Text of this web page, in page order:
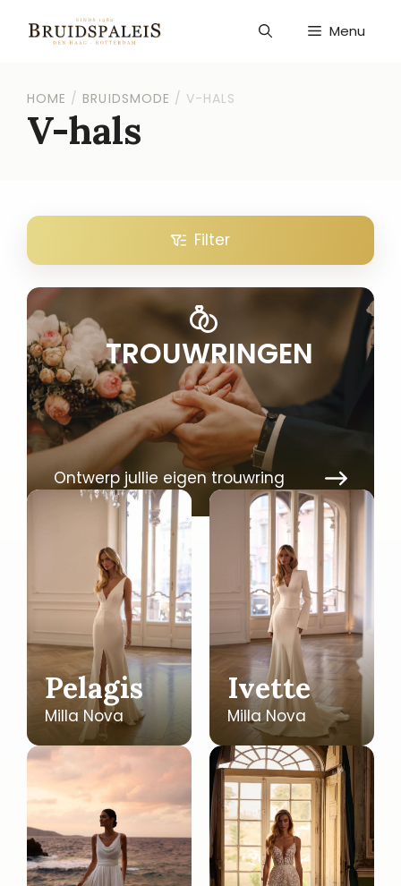
naar
Menu
HOME / BRUIDSMODE /V-HALS
V-hals
Filter
TROUWRINGEN
Ontwerp jullie eigen trouwring
Pelagis
Milla Nova
Ivette
Milla Nova